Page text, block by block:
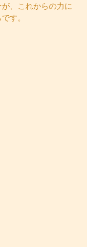
、これからの力に
す。